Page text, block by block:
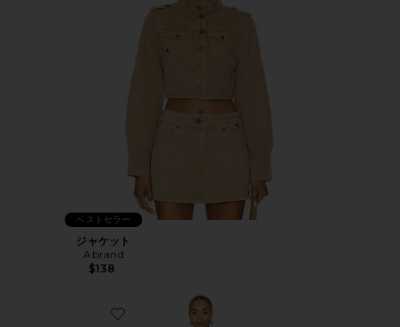
ベストセラー
ジャケット
Abrand
$138
Favorite PAOLA ドレス